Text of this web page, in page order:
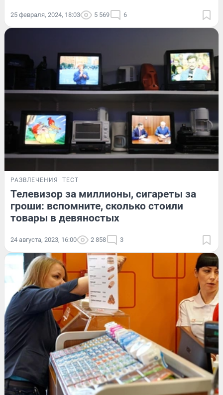
25 февраля, 2024, 18:03 5 569 6
РАЗВЛЕЧЕНИЯ ТЕСТ
Телевизор за миллионы, сигареты за
гроши: вспомните, сколько стоили
товары в девяностых
24 августа, 2023, 16:00 2 858 3